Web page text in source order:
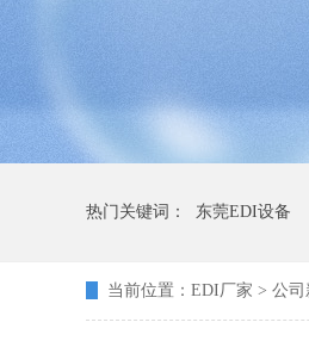
热门关键词： 东莞EDI设备
当前位置： EDI厂家 > 公司